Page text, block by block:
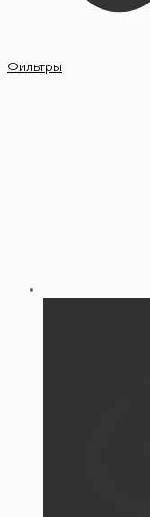
Фильтры